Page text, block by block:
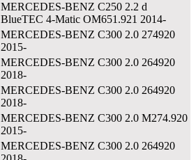
MERCEDES-BENZ C250 2.2 d
BlueTEC 4-Matic OM651.921 2014-
MERCEDES-BENZ C300 2.0 274920
2015-
MERCEDES-BENZ C300 2.0 264920
2018-
MERCEDES-BENZ C300 2.0 264920
2018-
MERCEDES-BENZ C300 2.0 M274.920
2015-
MERCEDES-BENZ C300 2.0 264920